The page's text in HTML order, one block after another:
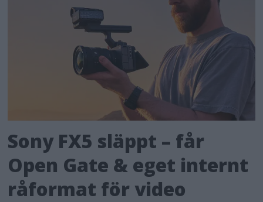
Sony FX5 släppt – får
Open Gate & eget internt
råformat för video